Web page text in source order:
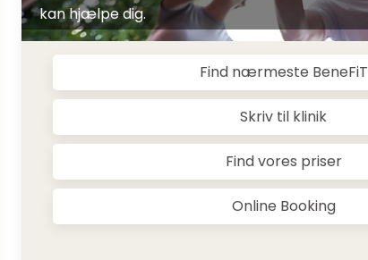
kan hjælpe dig.
Find nærmeste BeneFiT
Skriv til klinik
Find vores priser
Online Booking